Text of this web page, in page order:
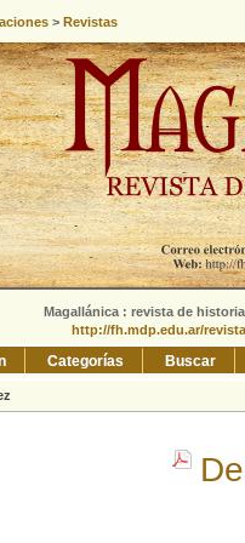
> Revistas
Magallánica : revista de
http://fh.mdp.edu.ar/
Categorías Buscar